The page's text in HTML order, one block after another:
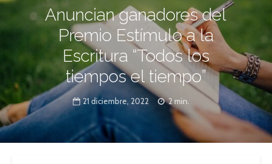
Anuncian ganadores del
Premio Estímulo a la
Escritura “Todos los
tiempos el tiempo”
21 diciembre, 2022 2 min.